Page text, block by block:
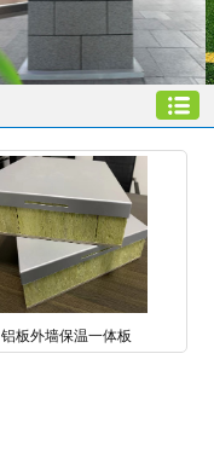
铝板外墙保温一体板